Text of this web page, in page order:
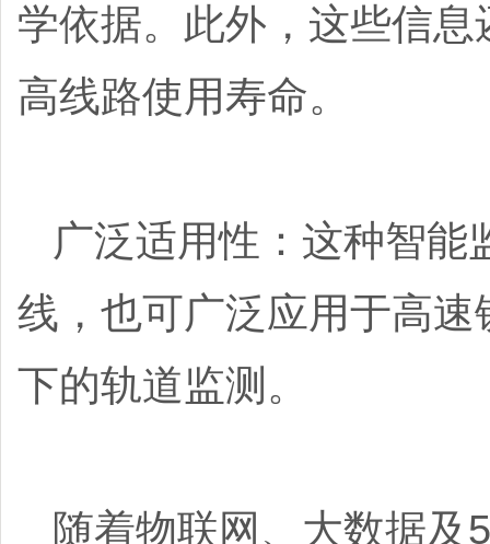
学依据。此外，这些信
高线路使用寿命。
广泛适用性：这种智能
线，也可广泛应用于高
下的轨道监测。
随着物联网、大数据及